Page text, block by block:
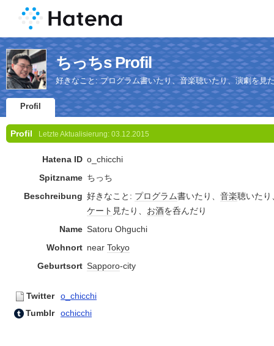
ちっちs Profil
好きなこと: プログラム書いたり、音楽聴いたり、演劇を見
Profil
Profil Letzte Aktualisierung: 03.12.2015
Hatena ID o_chicchi
Spitzname ちっち
Beschreibung 好きなこと: プログラム書いたり、 音楽聴いたり
ケート 見たり、 お酒を呑んだり
Name Satoru Ohguchi
Wohnort near Tokyo
Geburtsort Sapporo-city
Twitter
o_chicchi
Tumblr
ochicchi